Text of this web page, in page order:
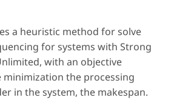
a heuristic method for solve
for systems with Strong
with an objective
the processing
in the system, the makespan.